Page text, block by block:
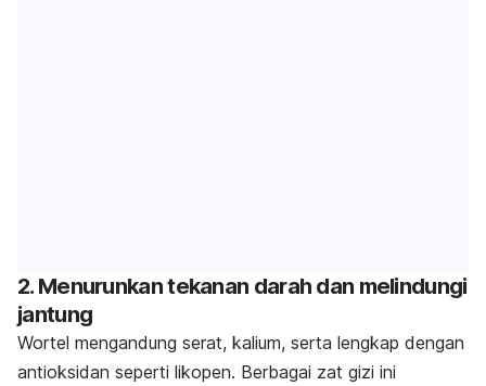
2. Menurunkan tekanan darah dan melindungi
jantung
Wortel mengandung serat, kalium, serta lengkap dengan
antioksidan seperti likopen. Berbagai zat gizi ini